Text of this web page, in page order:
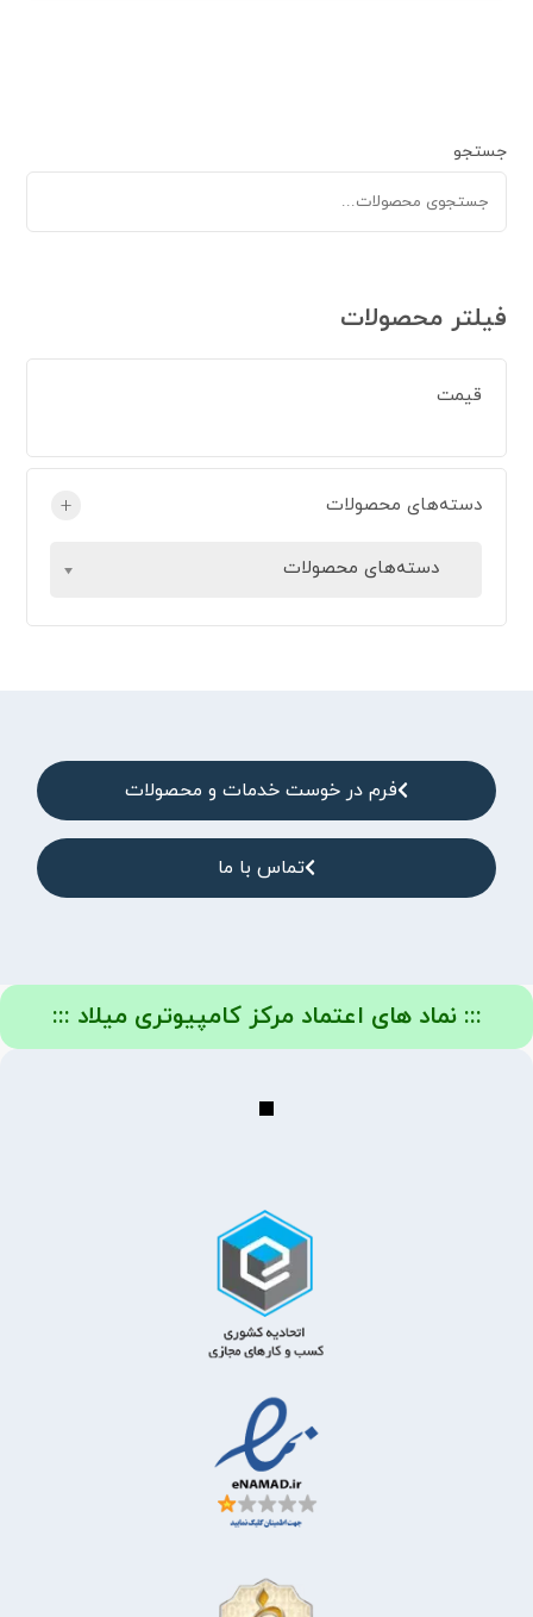
جستجو
فیلتر محصولات
قیمت
دسته‌های محصولات +
دسته‌های محصولات
فرم در خوست خدمات و محصولات
تماس با ما
::: نماد های اعتماد مرکز کامپیوتری میلاد :::